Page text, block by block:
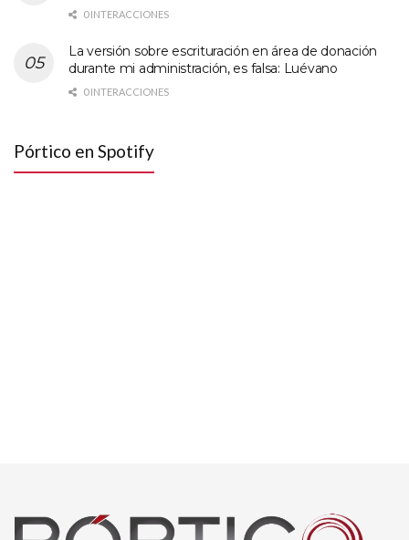
0 INTERACCIONES
La versión sobre escrituración en área de donación
durante mi administración, es falsa: Luévano
0 INTERACCIONES
Pórtico en Spotify